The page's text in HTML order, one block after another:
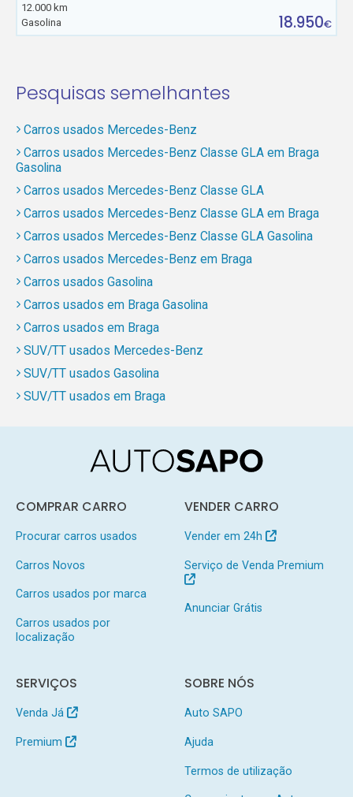
12.000 km
Gasolina
18.950€
Pesquisas semelhantes
Carros usados Mercedes-Benz
Carros usados Mercedes-Benz Classe GLA em Braga
Gasolina
Carros usados Mercedes-Benz Classe GLA
Carros usados Mercedes-Benz Classe GLA em Braga
Carros usados Mercedes-Benz Classe GLA Gasolina
Carros usados Mercedes-Benz em Braga
Carros usados Gasolina
Carros usados em Braga Gasolina
Carros usados em Braga
SUV/TT usados Mercedes-Benz
SUV/TT usados Gasolina
SUV/TT usados em Braga
COMPRAR CARRO
Procurar carros usados
Carros Novos
Carros usados por marca
Carros usados por
localização
VENDER CARRO
Vender em 24h
Serviço de Venda Premium
Anunciar Grátis
SERVIÇOS
Venda Já
Premium
SOBRE NÓS
Auto SAPO
Ajuda
Termos de utilização